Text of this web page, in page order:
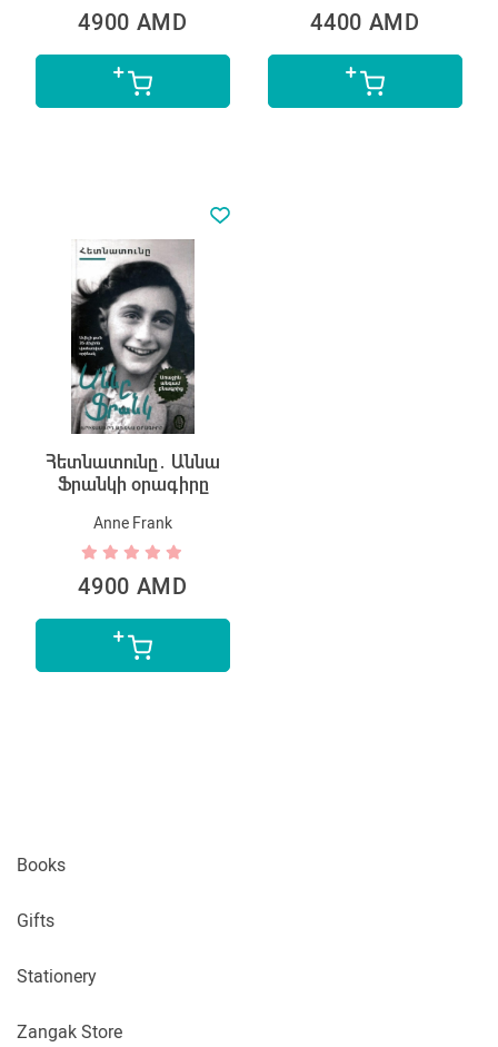
4900 AMD 4400 AMD
Հետնատունը․ Աննա
Ֆրանկի օրագիրը
Anne Frank
4900 AMD
Books
Gifts
Stationery
Zangak Store